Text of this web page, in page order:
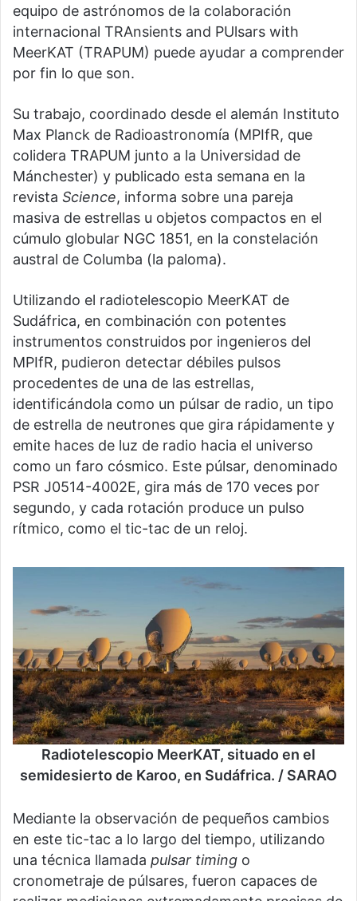
equipo de astrónomos de la colaboración
internacional TRAnsients and PUlsars with
MeerKAT (TRAPUM) puede ayudar a comprender
por fin lo que son.
Su trabajo, coordinado desde el alemán Instituto
Max Planck de Radioastronomía (MPIfR, que
colidera TRAPUM junto a la Universidad de
Mánchester) y publicado esta semana en la
revista Science, informa sobre una pareja
masiva de estrellas u objetos compactos en el
cúmulo globular NGC 1851, en la constelación
austral de Columba (la paloma).
Utilizando el radiotelescopio MeerKAT de
Sudáfrica, en combinación con potentes
instrumentos construidos por ingenieros del
MPIfR, pudieron detectar débiles pulsos
procedentes de una de las estrellas,
identificándola como un púlsar de radio, un tipo
de estrella de neutrones que gira rápidamente y
emite haces de luz de radio hacia el universo
como un faro cósmico. Este púlsar, denominado
PSR J0514-4002E, gira más de 170 veces por
segundo, y cada rotación produce un pulso
rítmico, como el tic-tac de un reloj.
Radiotelescopio MeerKAT, situado en el
semidesierto de Karoo, en Sudáfrica. / SARAO
Mediante la observación de pequeños cambios
en este tic-tac a lo largo del tiempo, utilizando
una técnica llamada pulsar timing o
cronometraje de púlsares, fueron capaces de